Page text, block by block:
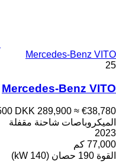
Mercedes-Benz VITO
25
Mercedes-Benz VITO
DKK 289,900 ≈ €38,780
الميكروباصات شاحنة مقفلة
2023
77,000 كم
القوة 190 حصان (140 kW)